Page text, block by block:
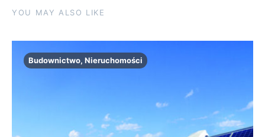
YOU MAY ALSO LIKE
Budownictwo, Nieruchomości